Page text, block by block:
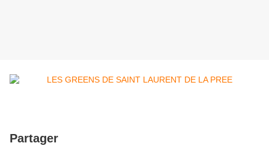
Partager